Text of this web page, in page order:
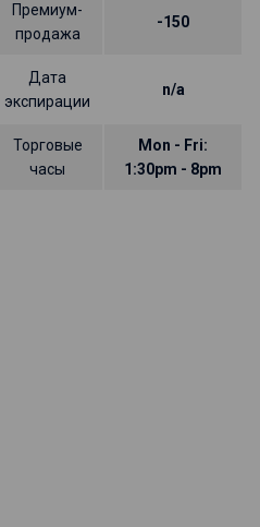
Премиум-
продажа
-150
Дата
экспирации
n/a
Торговые
часы
Mon - Fri:
1:30pm - 8pm